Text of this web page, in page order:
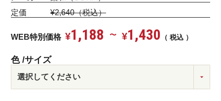
定価 ¥2,640（税込）
WEB特別価格 ¥1,188 〜 ¥1,430 税込
色 サイズ